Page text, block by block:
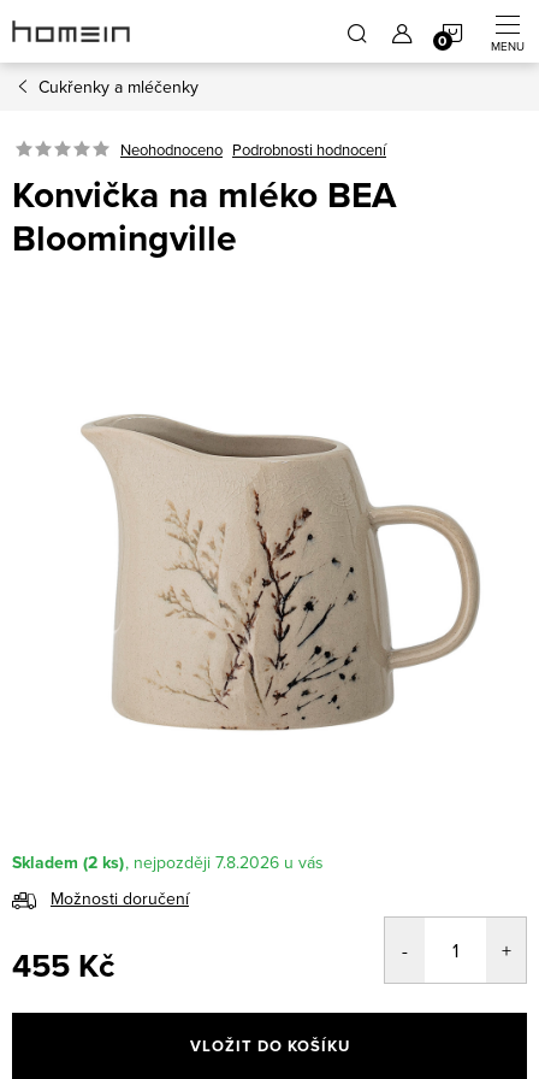
na
obsah
Cukřenky a mléčenky
Neohodnoceno Podrobnosti hodnocení
Konvička na mléko BEA
Bloomingville
Skladem (2 ks)
7.8.2026
Možnosti doručení
455 Kč
cena:
VLOŽIT DO KOŠÍKU